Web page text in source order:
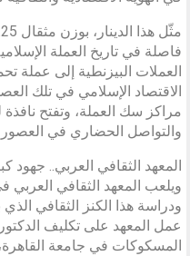
فاصلة في تاريخ العملة
العملات البيزنطية إلى عملة
الاقتصاد الإسلامي في تلك
مراكز سك العملة، وتفتح نافذة
والتواصل الحضاري في العصور
المعهد الثقافي العربي.. جهود
ويلعب المعهد الثقافي العربي
ودراسة هذا الكنز الثقافي
عمل المعهد على تكليف
المسكوكات في جامعة